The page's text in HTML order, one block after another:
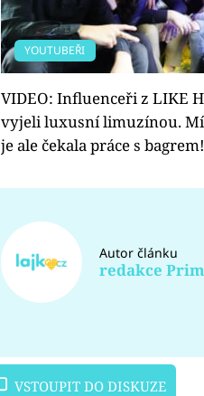
YOUTUBEŘI
VIDEO: Influenceři z LIKE
vyjeli luxusní limuzínou.
je ale čekala práce s bagrem!
Autor článku
redakce
VSTOUPIT DO DISKUZE